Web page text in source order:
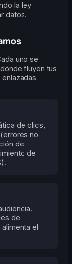
la ley
datos.
uno se
fluyen tus
de clics,
no
de
de
de
el